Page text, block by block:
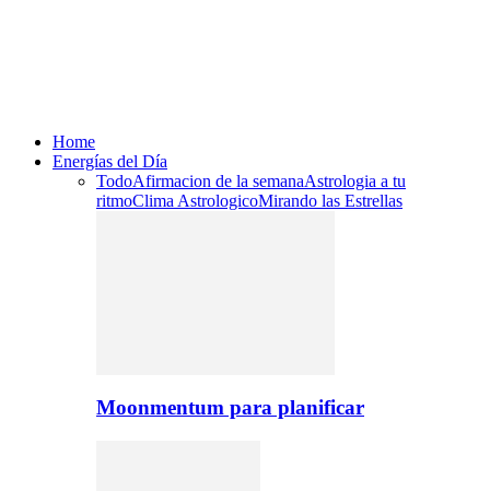
Home
Energías del Día
TodoAfirmacion de la semanaAstrologia a tu
ritmoClima AstrologicoMirando las Estrellas
Moonmentum para planificar